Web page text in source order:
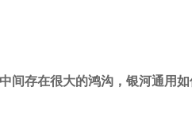
间存在很大的鸿沟，银河通用如